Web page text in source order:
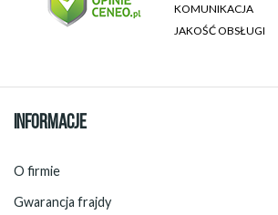
KOMUNIKACJA
JAKOŚĆ OBSŁUGI
INFORMACJE
O firmie
Gwarancja frajdy